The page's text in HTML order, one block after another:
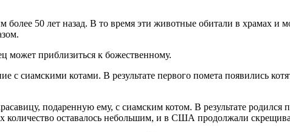
50 лет назад. В то время эти животные обитали в храмах и
может приблизиться к божественному.
с сиамскими котами. В результате первого помета появились
подаренную ему, с сиамским котом. В результате родился
количество оставалось небольшим, и в США продолжали